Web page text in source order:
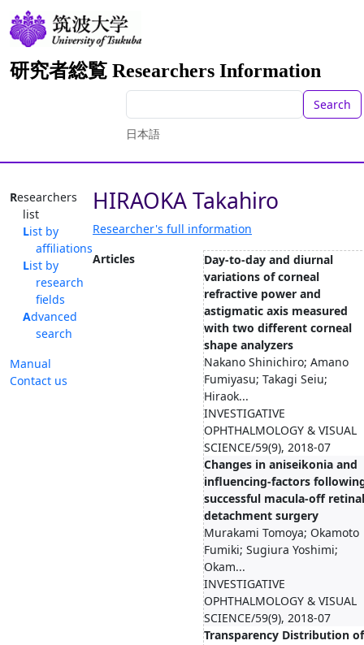
研究者総覧 Researchers Information
Search
日本語
Researchers
list
List by
affiliations
List by
research
fields
Advanced
search
Manual
Contact us
HIRAOKA Takahiro
Researcher's full information
Articles
Day-to-day and diurnal
variations of corneal
refractive power and
astigmatic axis measured
with two different corneal
shape analyzers
Nakano Shinichiro; Amano
Fumiyasu; Takagi Seiu;
Hiraok...
INVESTIGATIVE
OPHTHALMOLOGY & VISUAL
SCIENCE/59(9), 2018-07
Changes in aniseikonia and
influencing-factors
successful macula-off retinal
detachment surgery
Murakami Tomoya; Okamoto
Fumiki; Sugiura Yoshimi;
Okam...
INVESTIGATIVE
OPHTHALMOLOGY & VISUAL
SCIENCE/59(9), 2018-07
Transparency Distribution of